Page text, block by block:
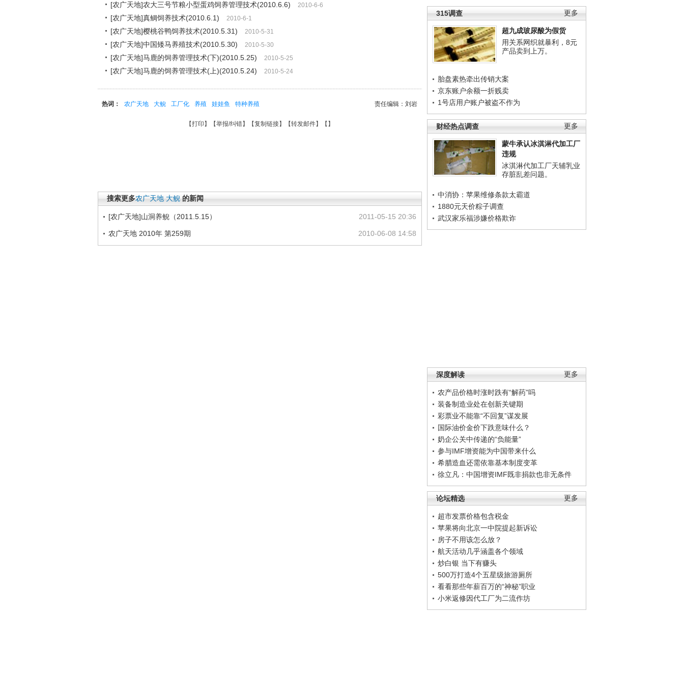
更多
315调查
超九成玻尿酸为假货
用关系网织就暴利，8元
产品卖到上万。
胎盘素热牵出传销大案
京东账户余额一折贱卖
1号店用户账户被盗不作为
更多
财经热点调查
蒙牛承认冰淇淋代加工厂
违规
冰淇淋代加工厂天辅乳业
存脏乱差问题。
中消协：苹果维修条款太霸道
1880元天价粽子调查
武汉家乐福涉嫌价格欺诈
更多
深度解读
农产品价格时涨时跌有“解药”吗
装备制造业处在创新关键期
彩票业不能靠“不回复”谋发展
国际油价金价下跌意味什么？
奶企公关中传递的“负能量”
参与IMF增资能为中国带来什么
希腊造血还需依靠基本制度变革
徐立凡：中国增资IMF既非捐款也非无条件
更多
论坛精选
超市发票价格包含税金
苹果将向北京一中院提起新诉讼
房子不用该怎么放？
航天活动几乎涵盖各个领域
炒白银 当下有赚头
500万打造4个五星级旅游厕所
看看那些年薪百万的“神秘”职业
小米返修因代工厂为二流作坊
[农广天地]农大三号节粮小型蛋鸡饲养管理技术(2010.6.6) 2010-6-6
[农广天地]真鲷饲养技术(2010.6.1) 2010-6-1
[农广天地]樱桃谷鸭饲养技术(2010.5.31) 2010-5-31
[农广天地]中国矮马养殖技术(2010.5.30) 2010-5-30
[农广天地]马鹿的饲养管理技术(下)(2010.5.25) 2010-5-25
[农广天地]马鹿的饲养管理技术(上)(2010.5.24) 2010-5-24
责任编辑：刘岩
热词： 农广天地 大鲵 工厂化 养殖 娃娃鱼 特种养殖
【打印 】【举报/纠错】【复制链接】【转发邮件】【 】
搜索更多农广天地 大鲵 的新闻
2011-05-15 20:36
[农广天地]山洞养鲵（2011.5.15）
2010-06-08 14:58
农广天地 2010年 第259期